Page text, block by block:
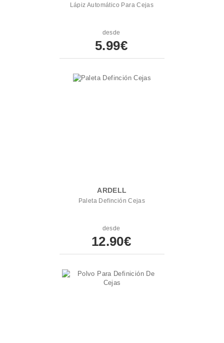
Lápiz Automático Para Cejas
desde
5.99€
ARDELL
Paleta Definción Cejas
desde
12.90€